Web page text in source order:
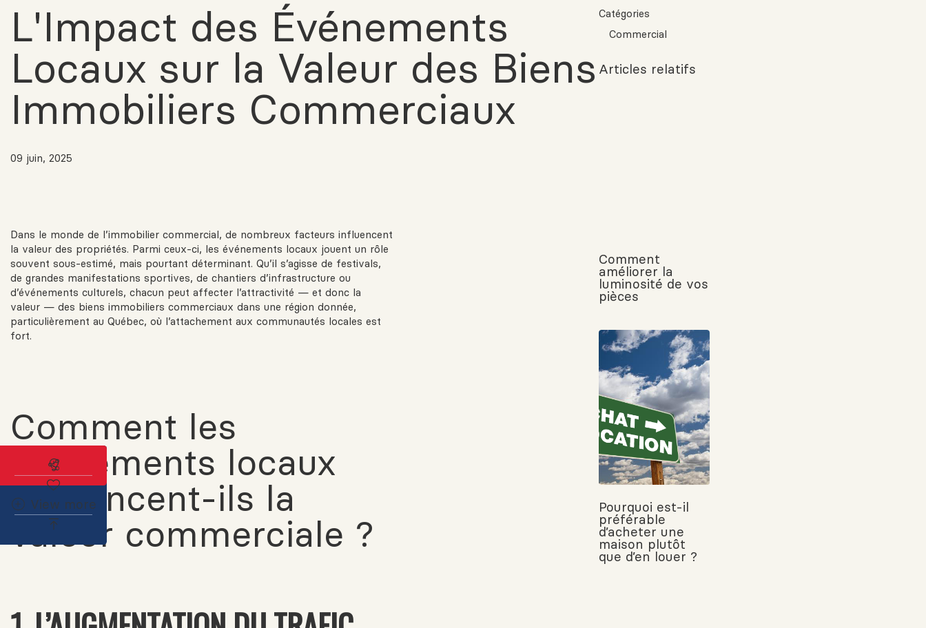
L'Impact des Événements
Locaux sur la Valeur des Biens
Immobiliers Commerciaux
09 juin, 2025
Dans le monde de l’immobilier commercial, de nombreux facteurs influencent
la valeur des propriétés. Parmi ceux-ci, les événements locaux jouent un rôle
souvent sous-estimé, mais pourtant déterminant. Qu’il s’agisse de festivals,
de grandes manifestations sportives, de chantiers d’infrastructure ou
d’événements culturels, chacun peut affecter l’attractivité — et donc la
valeur — des biens immobiliers commerciaux dans une région donnée,
particulièrement au Québec, où l’attachement aux communautés locales est
fort.
Comment les
événements locaux
influencent-ils la
valeur commerciale ?
Catégories
Commercial
Articles relatifs
Comment
améliorer la
luminosité de vos
pièces
Pourquoi est-il
préférable
d’acheter une
maison plutôt
que d’en louer ?
Abonnez-vous à l'alerte immobilière
View more